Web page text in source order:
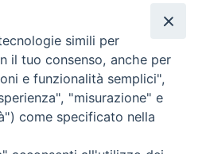
simili per
il tuo consenso, anche per
e funzionalità semplici",
"misurazione" e
come specificato nella